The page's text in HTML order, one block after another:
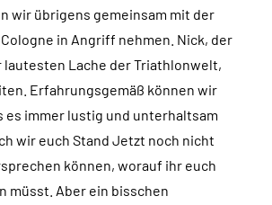
wir übrigens gemeinsam mit der
in Angriff nehmen. Nick, der
lautesten Lache der Triathlonwelt,
Erfahrungsgemäß können wir
es immer lustig und unterhaltsam
wir euch Stand Jetzt noch nicht
können, worauf ihr euch
müsst. Aber ein bisschen